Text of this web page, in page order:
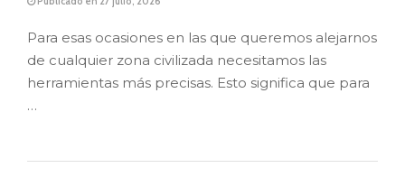
Para esas ocasiones en las que queremos alejarnos
de cualquier zona civilizada necesitamos las
herramientas más precisas. Esto significa que para
…